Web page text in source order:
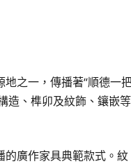
之一，傳播著“順德一
造、榫卯及紋飾、鑲嵌等
的廣作家具典範款式。紋